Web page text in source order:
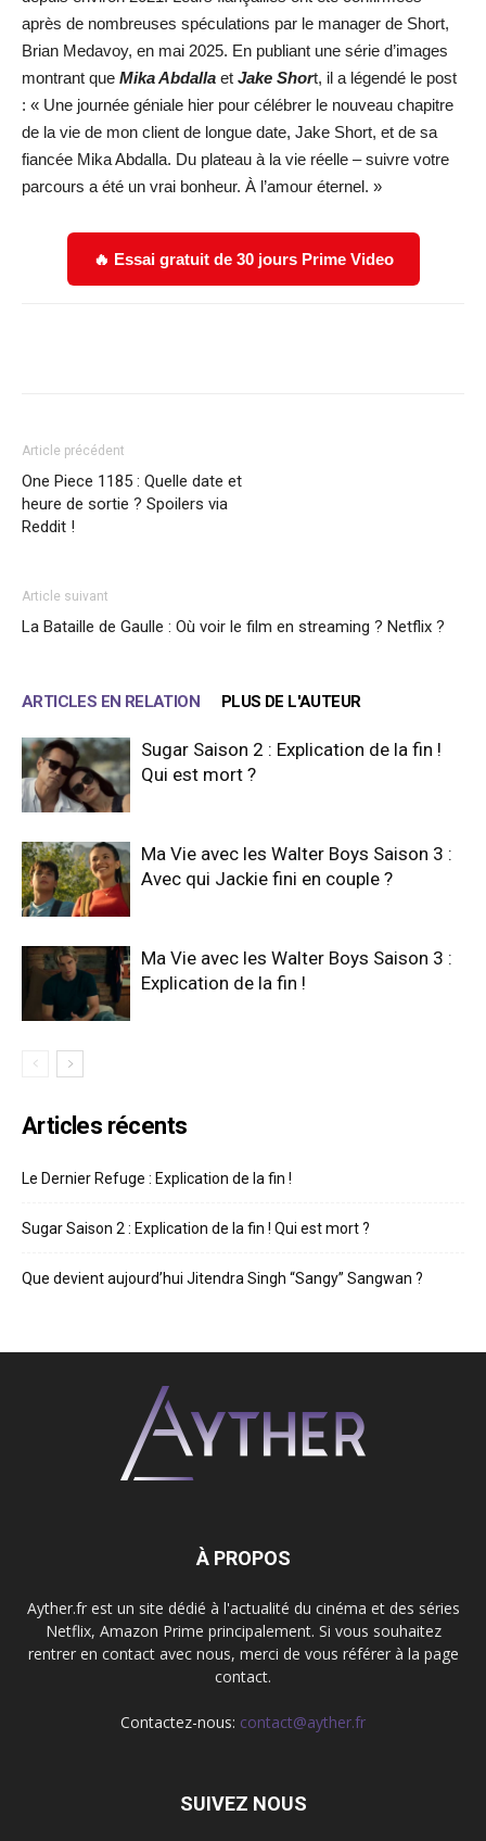
après de nombreuses spéculations par le manager de Short,
Brian Medavoy, en mai 2025. En publiant une série d’images
montrant que Mika Abdalla et Jake Short, il a légendé le post
: « Une journée géniale hier pour célébrer le nouveau chapitre
de la vie de mon client de longue date, Jake Short, et de sa
fiancée Mika Abdalla. Du plateau à la vie réelle – suivre votre
parcours a été un vrai bonheur. À l’amour éternel. »
🔥 Essai gratuit de 30 jours Prime Video
Article précédent
One Piece 1185 : Quelle date et
heure de sortie ? Spoilers via
Reddit !
Article suivant
La Bataille de Gaulle : Où voir le film en streaming ? Netflix ?
ARTICLES EN RELATION PLUS DE L'AUTEUR
Sugar Saison 2 : Explication de la fin !
Qui est mort ?
Ma Vie avec les Walter Boys Saison 3 :
Avec qui Jackie fini en couple ?
Ma Vie avec les Walter Boys Saison 3 :
Explication de la fin !
Articles récents
Le Dernier Refuge : Explication de la fin !
Sugar Saison 2 : Explication de la fin ! Qui est mort ?
Que devient aujourd’hui Jitendra Singh “Sangy” Sangwan ?
À PROPOS
Ayther.fr est un site dédié à l'actualité du cinéma et des séries
Netflix, Amazon Prime principalement. Si vous souhaitez
rentrer en contact avec nous, merci de vous référer à la page
contact.
Contactez-nous: contact@ayther.fr
SUIVEZ NOUS